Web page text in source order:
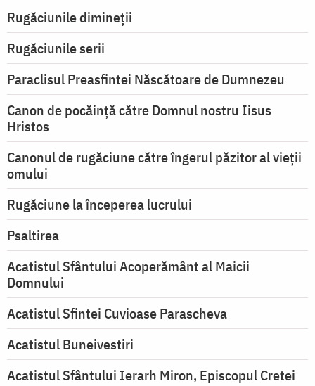
Rugăciunile dimineții
Rugăciunile serii
Paraclisul Preasfintei Născătoare de Dumnezeu
Canon de pocăință către Domnul nostru Iisus
Hristos
Canonul de rugăciune către îngerul păzitor al vieții
omului
Rugăciune la începerea lucrului
Psaltirea
Acatistul Sfântului Acoperământ al Maicii
Domnului
Acatistul Sfintei Cuvioase Parascheva
Acatistul Buneivestiri
Acatistul Sfântului Ierarh Miron, Episcopul Cretei